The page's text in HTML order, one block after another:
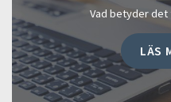
Vad betyder det
LÄS